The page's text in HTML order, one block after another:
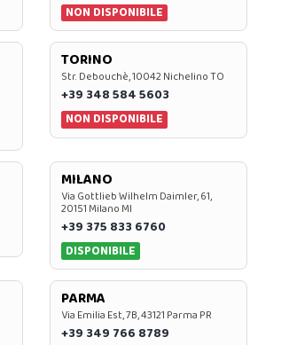
NON DISPONIBILE
TORINO
Str. Debouchè, 10042 Nichelino TO
+39 348 584 5603
NON DISPONIBILE
MILANO
Via Gottlieb Wilhelm Daimler, 61,
20151 Milano MI
+39 375 833 6760
DISPONIBILE
PARMA
Via Emilia Est, 7B, 43121 Parma PR
+39 349 766 8789